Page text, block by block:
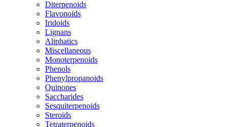
Diterpenoids
Flavonoids
Iridoids
Lignans
Aliphatics
Miscellaneous
Monoterpenoids
Phenols
Phenylpropanoids
Quinones
Saccharides
Sesquiterpenoids
Steroids
Tetraterpenoids